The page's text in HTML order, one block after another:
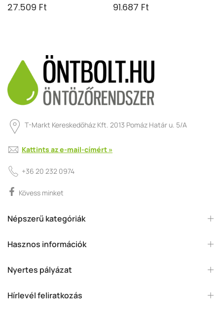
27.509 Ft 91.687 Ft
T-Markt Kereskedőház Kft. 2013 Pomáz Határ u. 5/A
Kattints az e-mail-címért »
+36 20 232 0974
Kövess minket
Népszerű kategóriák
Hasznos információk
Nyertes pályázat
Hírlevél feliratkozás